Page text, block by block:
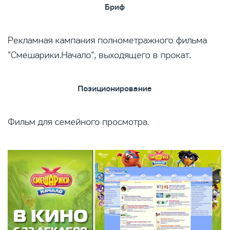
Бриф
Рекламная кампания полнометражного фильма
"Смешарики.Начало", выходящего в прокат.
Позиционирование
Фильм для семейного просмотра.